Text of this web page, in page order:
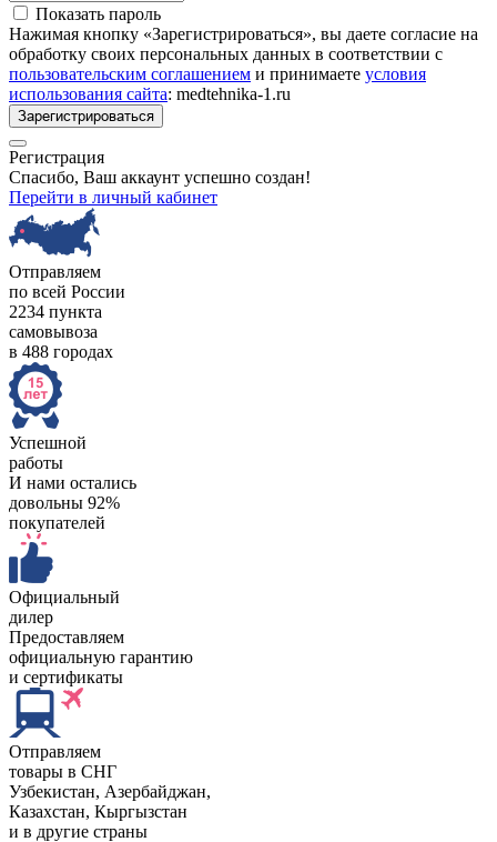
Показать пароль
Нажимая кнопку «Зарегистрироваться», вы даете согласие на
обработку своих персональных данных в соответствии с
пользовательским соглашением и принимаете условия
использования сайта: medtehnika-1.ru
Зарегистрироваться
Регистрация
Спасибо, Ваш аккаунт успешно создан!
Перейти в личный кабинет
Отправляем
по всей России
2234 пункта
самовывоза
в 488 городах
Успешной
работы
И нами остались
довольны 92%
покупателей
Официальный
дилер
Предоставляем
официальную гарантию
и сертификаты
Отправляем
товары в СНГ
Узбекистан, Aзербайджан,
Казахстан, Кыргызстан
и в другие страны